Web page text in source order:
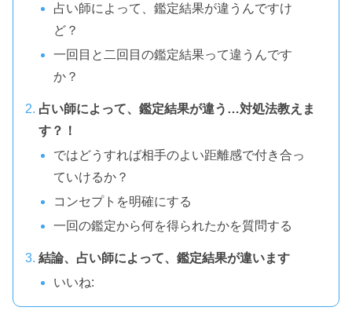
占い師によって、鑑定結果が違うんですけ
ど？
一回目と二回目の鑑定結果って違うんです
か？
占い師によって、鑑定結果が違う…対処法教えま
す？！
ではどうすれば相手のよい距離感で付き合っ
ていけるか？
コンセプトを明確にする
一回の鑑定から何を得られたかを質問する
結論、占い師によって、鑑定結果が違います
いいね: